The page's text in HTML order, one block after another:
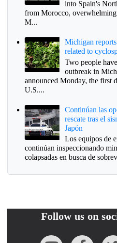
into Spain's
from Morocco,
M...
Michigan
related to
Two people
outbreak in
announced Monday, the first
U.S....
Continúan las
rescate tras el
Japón
Los equipos de
continúan inspeccionando
colapsadas en busca de
Follow us on